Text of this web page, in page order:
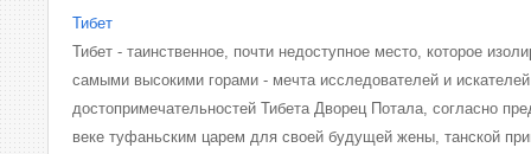
Тибет
Тибет - таинственное, почти недоступное место, которое
самыми высокими горами - мечта исследователей и
достопримечательностей Тибета Дворец Потала, согласно
веке туфаньским царем для своей будущей жены, танской